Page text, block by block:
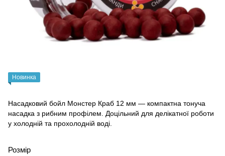
Новинка
Насадковий бойл Монстер Краб 12 мм — компактна тонуча
насадка з рибним профілем. Доцільний для делікатної роботи
у холодній та прохолодній воді.
Розмір